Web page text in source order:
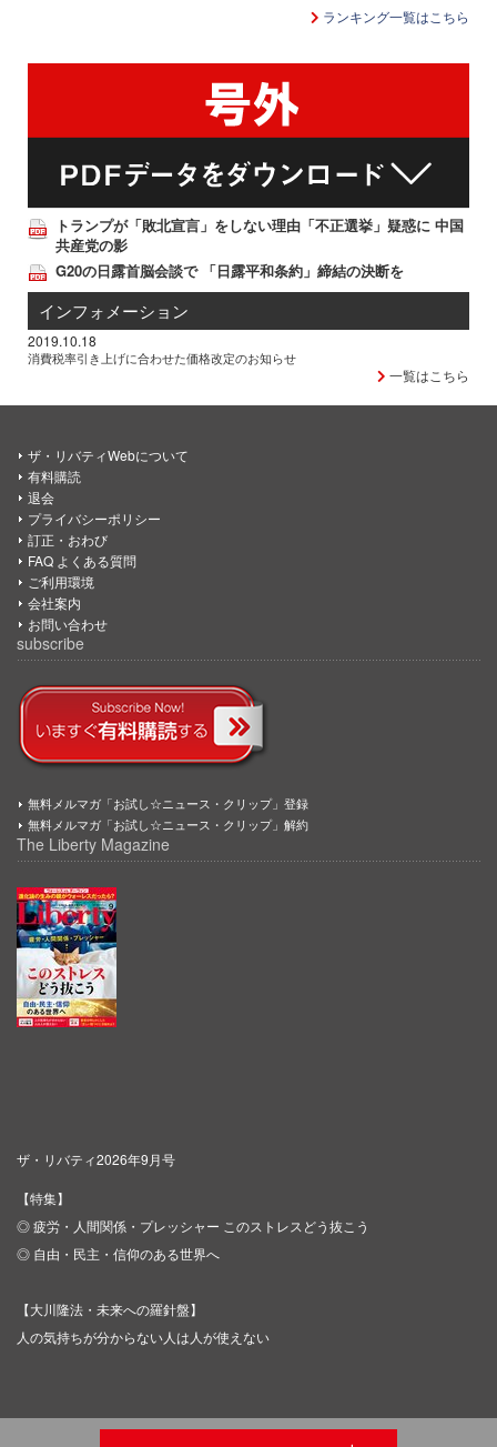
ランキング一覧はこちら
トランプが「敗北宣言」をしない理由「不正選挙」疑惑に 中国
共産党の影
G20の日露首脳会談で 「日露平和条約」締結の決断を
インフォメーション
2019.10.18
消費税率引き上げに合わせた価格改定のお知らせ
一覧はこちら
ザ・リバティWebについて
有料購読
退会
プライバシーポリシー
訂正・おわび
FAQ よくある質問
ご利用環境
会社案内
お問い合わせ
subscribe
無料メルマガ「お試し☆ニュース・クリップ」登録
無料メルマガ「お試し☆ニュース・クリップ」解約
The Liberty Magazine
ザ・リバティ2026年9月号
【特集】
◎ 疲労・人間関係・プレッシャー このストレスどう抜こう
◎ 自由・民主・信仰のある世界へ
【大川隆法・未来への羅針盤】
人の気持ちが分からない人は人が使えない